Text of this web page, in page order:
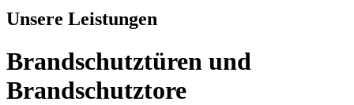
Unsere Leistungen
Brandschutztüren und
Brandschutztore